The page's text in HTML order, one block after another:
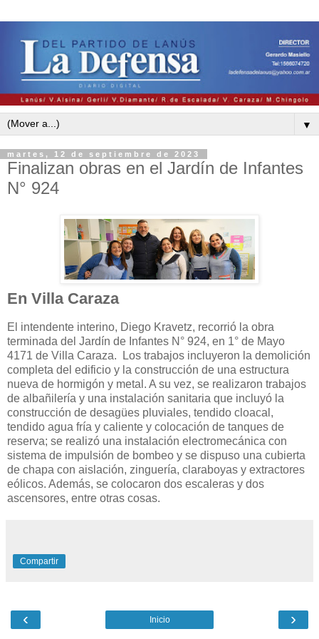
▼
martes, 12 de septiembre de 2023
Finalizan obras en el Jardín de Infantes
N° 924
En Villa Caraza
El intendente interino, Diego Kravetz, recorrió la obra
terminada del Jardín de Infantes N° 924, en 1° de Mayo
4171 de Villa Caraza. Los trabajos incluyeron la demolición
completa del edificio y la construcción de una estructura
nueva de hormigón y metal. A su vez, se realizaron trabajos
de albañilería y una instalación sanitaria que incluyó la
construcción de desagües pluviales, tendido cloacal,
tendido agua fría y caliente y colocación de tanques de
reserva; se realizó una instalación electromecánica con
sistema de impulsión de bombeo y se dispuso una cubierta
de chapa con aislación, zinguería, claraboyas y extractores
eólicos. Además, se colocaron dos escaleras y dos
ascensores, entre otras cosas.
Compartir
‹ ›
Inicio